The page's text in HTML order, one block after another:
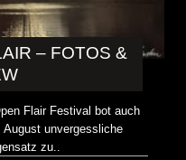
– FOTOS &
Flair Festival bot auch
unvergessliche
zu..